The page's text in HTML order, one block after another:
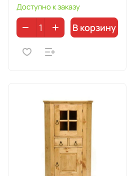
Доступно к заказу
В корзину